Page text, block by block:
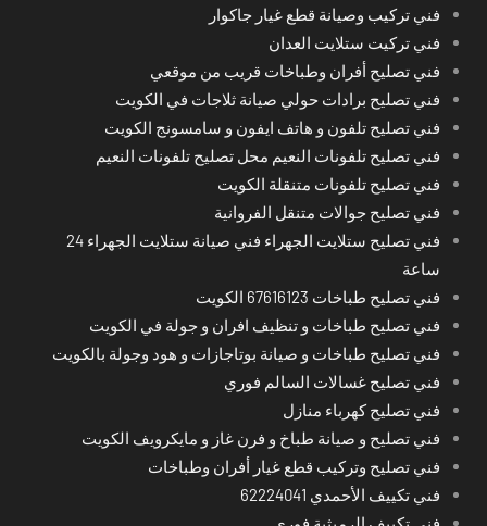
فني تركيب وصيانة قطع غيار جاكوار
فني تركيت ستلايت العدان
فني تصليح أفران وطباخات قريب من موقعي
فني تصليح برادات حولي صيانة ثلاجات في الكويت
فني تصليح تلفون و هاتف ايفون و سامسونج الكويت
فني تصليح تلفونات النعيم محل تصليح تلفونات النعيم
فني تصليح تلفونات متنقلة الكويت
فني تصليح جوالات متنقل الفروانية
فني تصليح ستلايت الجهراء فني صيانة ستلايت الجهراء 24
ساعة
فني تصليح طباخات 67616123 الكويت
فني تصليح طباخات و تنظيف افران و جولة في الكويت
فني تصليح طباخات و صيانة بوتاجازات و هود وجولة بالكويت
فني تصليح غسالات السالم فوري
فني تصليح كهرباء منازل
فني تصليح و صيانة طباخ و فرن غاز و مايكرويف الكويت
فني تصليح وتركيب قطع غيار أفران وطباخات
فني تكييف الأحمدي 62224041